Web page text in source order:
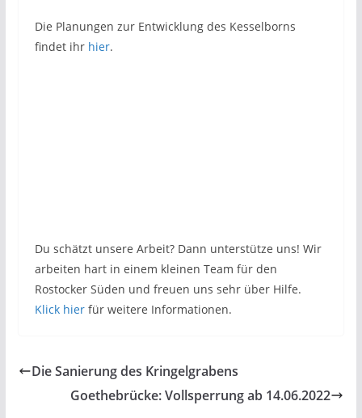
Die Planungen zur Entwicklung des Kesselborns
findet ihr hier.
Du schätzt unsere Arbeit? Dann unterstütze uns! Wir
arbeiten hart in einem kleinen Team für den
Rostocker Süden und freuen uns sehr über Hilfe.
Klick hierfür weitere Informationen.
Die Sanierung des Kringelgrabens
Goethebrücke: Vollsperrung ab 14.06.2022